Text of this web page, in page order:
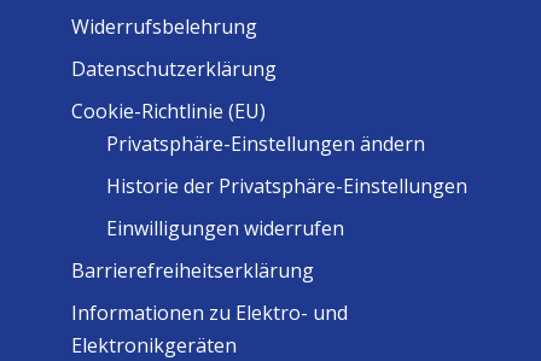
Widerrufsbelehrung
Datenschutzerklärung
Cookie-Richtlinie (EU)
Privatsphäre-Einstellungen ändern
Historie der Privatsphäre-Einstellungen
Einwilligungen widerrufen
Barrierefreiheitserklärung
Informationen zu Elektro- und
Elektronikgeräten